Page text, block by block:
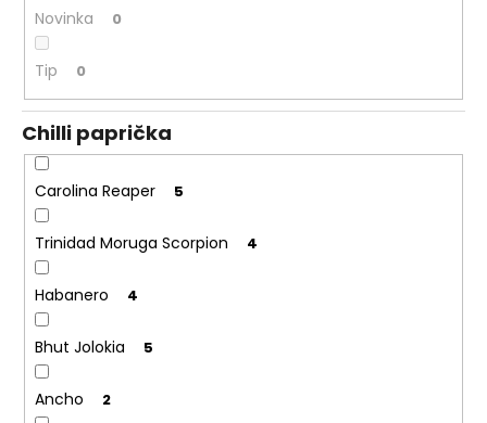
Novinka 0
Tip 0
Chilli paprička
Carolina Reaper 5
Trinidad Moruga Scorpion 4
Habanero 4
Bhut Jolokia 5
Ancho 2
KEYGOES:CHILI
ULTRA
PÁLIVÉ
(MORUGA
SCORPION
&
CAROLINA
REAPER)
€15,90